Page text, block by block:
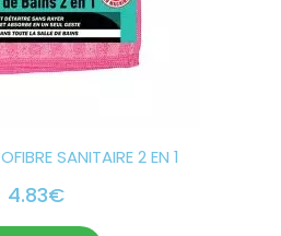
SANITAIRE 2 EN 1
4.83€